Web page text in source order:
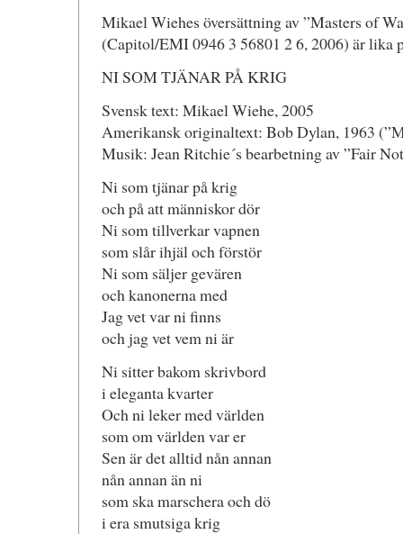
Mikael Wiehes översättning av ”Masters of
(Capitol/EMI 0946 3 56801 2 6, 2006) är lika
NI SOM TJÄNAR PÅ KRIG
Svensk text: Mikael Wiehe, 2005
Amerikansk originaltext: Bob Dylan, 1963
Musik: Jean Ritchie´s bearbetning av ”Fair
Ni som tjänar på krig
och på att människor dör
Ni som tillverkar vapnen
som slår ihjäl och förstör
Ni som säljer gevären
och kanonerna med
Jag vet var ni finns
och jag vet vem ni är
Ni sitter bakom skrivbord
i eleganta kvarter
Och ni leker med världen
som om världen var er
Sen är det alltid nån annan
nån annan än ni
som ska marschera och dö
i era smutsiga krig